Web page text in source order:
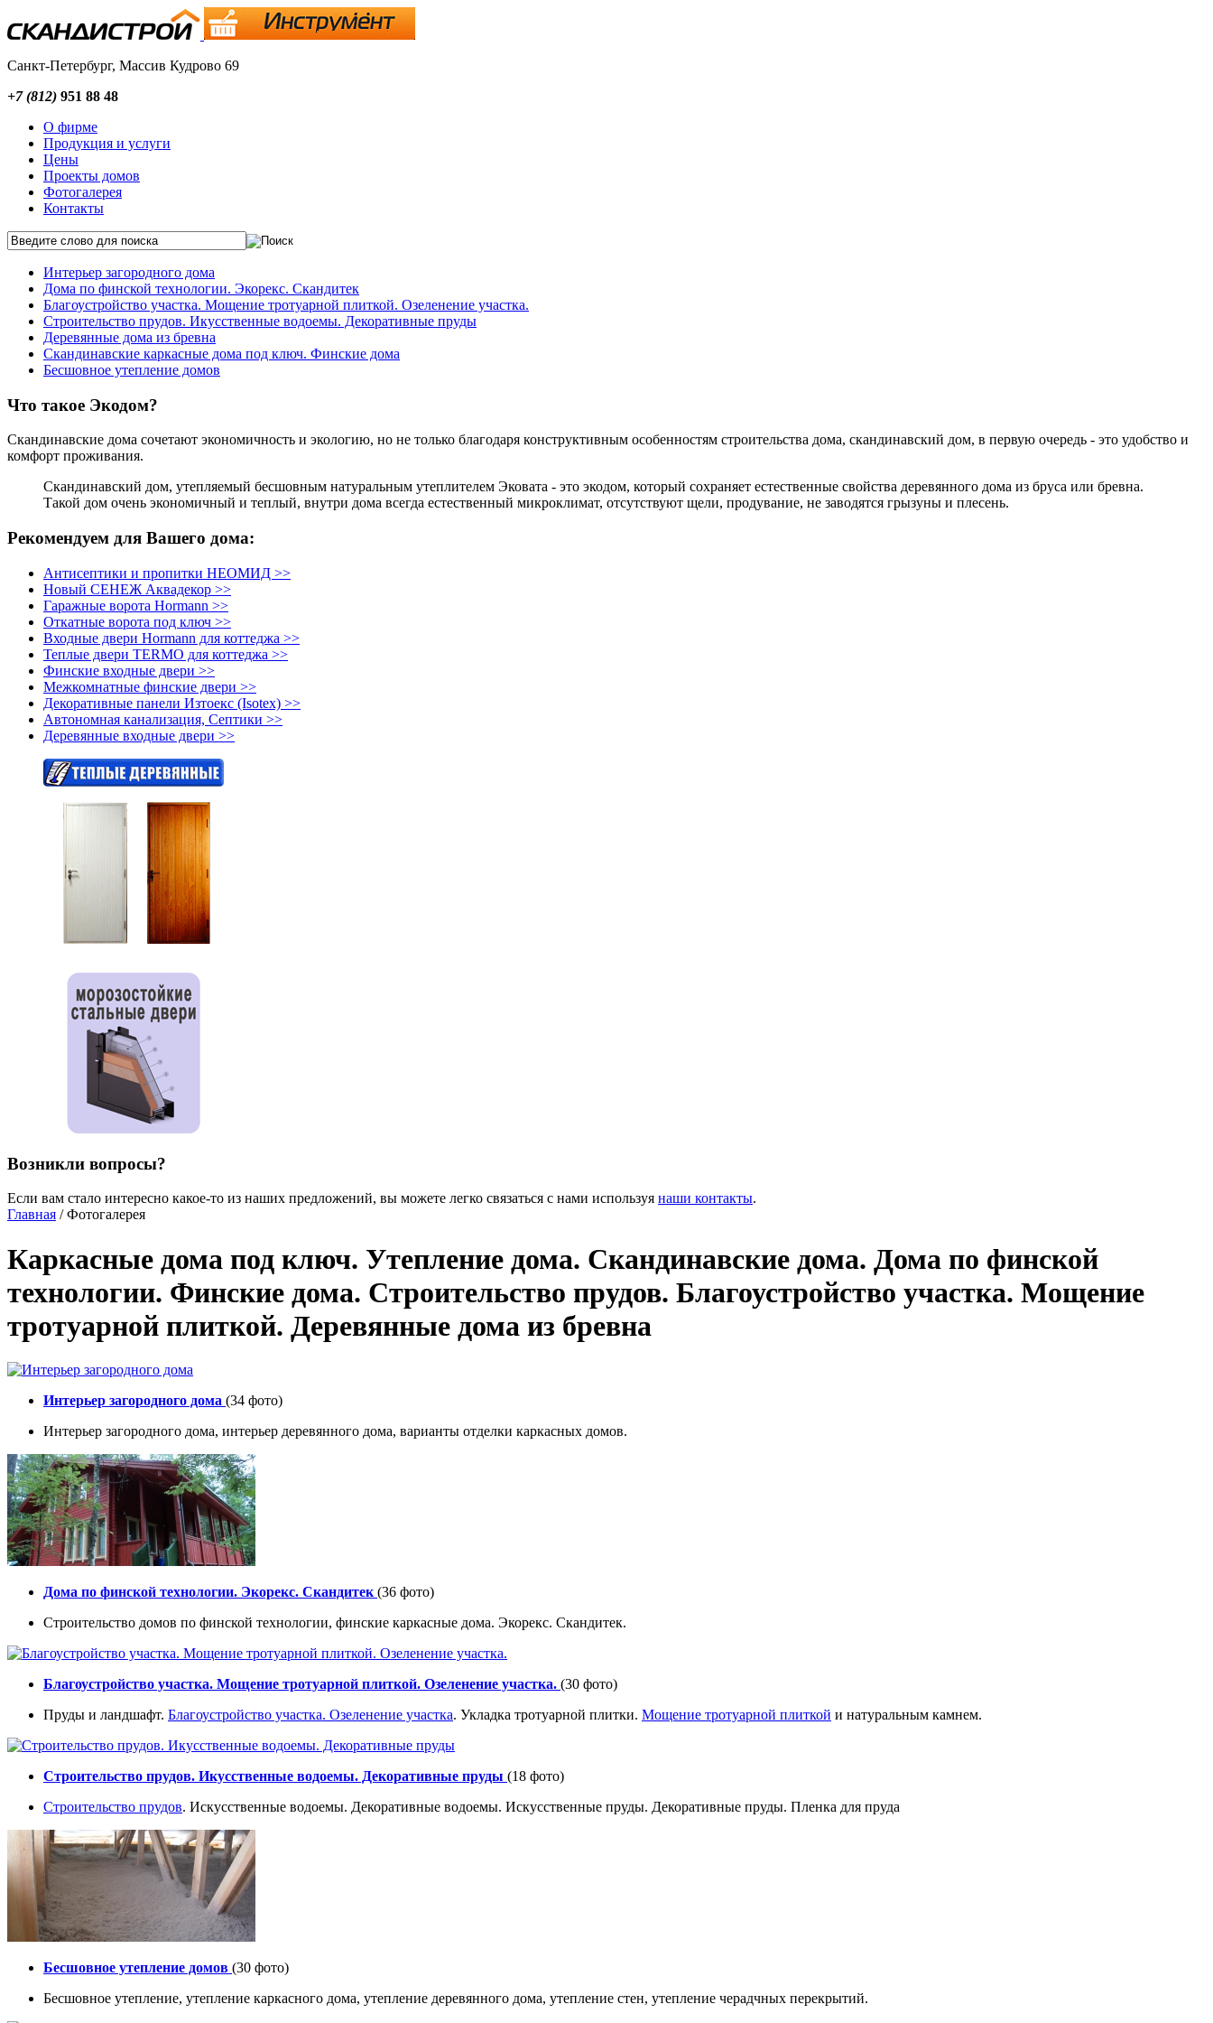
Санкт-Петербург, Массив Кудрово 69
+7 (812) 951 88 48
О фирме
Продукция и услуги
Цены
Проекты домов
Фотогалерея
Контакты
Интерьер загородного дома
Дома по финской технологии. Экорекс. Скандитек
Благоустройство участка. Мощение тротуарной плиткой. Озеленение участка.
Строительство прудов. Икусственные водоемы. Декоративные пруды
Деревянные дома из бревна
Скандинавские каркасные дома под ключ. Финские дома
Бесшовное утепление домов
Что такое Экодом?
Скандинавские дома сочетают экономичность и экологию, но не только благодаря конструктивным особенностям строительства дома, скандинавский дом, в первую очередь - это удобство и
комфорт проживания.
Скандинавский дом, утепляемый бесшовным натуральным утеплителем Эковата - это экодом, который сохраняет естественные свойства деревянного дома из бруса или бревна.
Такой дом очень экономичный и теплый, внутри дома всегда естественный микроклимат, отсутствуют щели, продувание, не заводятся грызуны и плесень.
Рекомендуем для Вашего дома:
Антисептики и пропитки НЕОМИД >>
Новый СЕНЕЖ Аквадекор >>
Гаражные ворота Hormann >>
Откатные ворота под ключ >>
Входные двери Hormann для коттеджа >>
Теплые двери TERMO для коттеджа >>
Финские входные двери >>
Межкомнатные финские двери >>
Декоративные панели Изтоекс (Isotex) >>
Автономная канализация, Септики >>
Деревянные входные двери >>
Возникли вопросы?
Если вам стало интересно какое-то из наших предложений, вы можете легко связаться с нами используя наши контакты.
Главная / Фотогалерея
Каркасные дома под ключ. Утепление дома. Скандинавские дома. Дома по финской
технологии. Финские дома. Строительство прудов. Благоустройство участка. Мощение
тротуарной плиткой. Деревянные дома из бревна
Интерьер загородного дома (34 фото)
Интерьер загородного дома, интерьер деревянного дома, варианты отделки каркасных домов.
Дома по финской технологии. Экорекс. Скандитек (36 фото)
Строительство домов по финской технологии, финские каркасные дома. Экорекс. Скандитек.
Благоустройство участка. Мощение тротуарной плиткой. Озеленение участка. (30 фото)
Пруды и ландшафт. Благоустройство участка. Озеленение участка. Укладка тротуарной плитки. Мощение тротуарной плиткой и натуральным камнем.
Строительство прудов. Икусственные водоемы. Декоративные пруды (18 фото)
Строительство прудов. Искусственные водоемы. Декоративные водоемы. Искусственные пруды. Декоративные пруды. Пленка для пруда
Бесшовное утепление домов (30 фото)
Бесшовное утепление, утепление каркасного дома, утепление деревянного дома, утепление стен, утепление черадчных перекрытий.